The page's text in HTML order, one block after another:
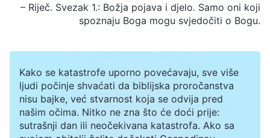
– Riječ. Svezak 1.: Božja pojava i djelo. Samo oni koji
spoznaju Boga mogu svjedočiti o Bogu.
Kako se katastrofe uporno povećavaju, sve više
ljudi počinje shvaćati da biblijska proročanstva
nisu bajke, već stvarnost koja se odvija pred
našim očima. Nitko ne zna što će doći prije:
sutrašnji dan ili neočekivana katastrofa. Ako sa